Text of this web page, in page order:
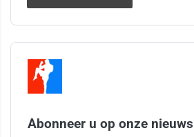
Abonneer u op onze